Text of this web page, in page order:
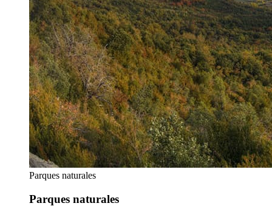
Parques naturales
Parques naturales